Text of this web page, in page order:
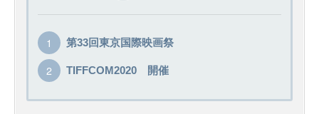
第33回東京国際映画祭
TIFFCOM2020 開催